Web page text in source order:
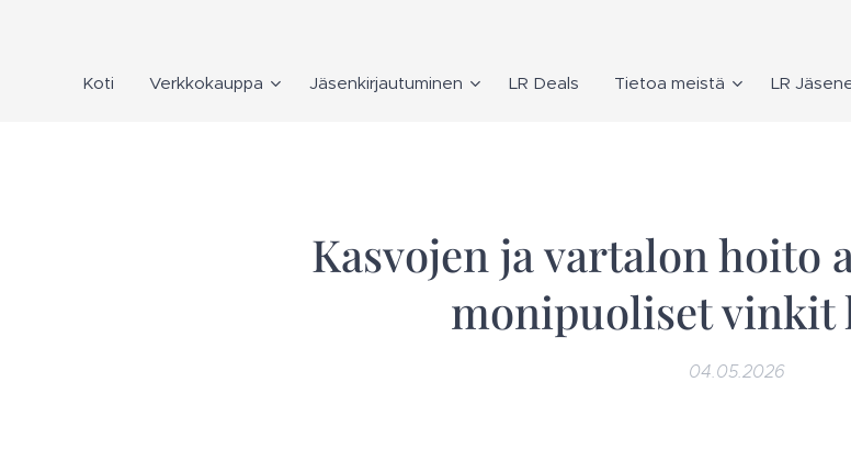
Koti Verkkokauppa Jäsenkirjautuminen LR Deals Tietoa meistä LR
Kasvojen ja vartalon hoito
monipuoliset vinkit
04.05.2026